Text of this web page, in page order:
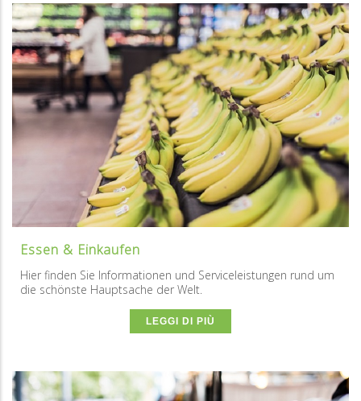
Essen & Einkaufen
Hier finden Sie Informationen und Serviceleistungen rund um
die schönste Hauptsache der Welt.
LEGGI DI PIÙ